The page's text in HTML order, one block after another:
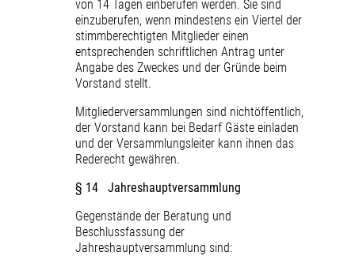
von 14 Tagen einberufen werden. Sie sind
einzuberufen, wenn mindestens ein Viertel der
stimmberechtigten Mitglieder einen
entsprechenden schriftlichen Antrag unter
Angabe des Zweckes und der Gründe beim
Vorstand stellt.
Mitgliederversammlungen sind nichtöffentlich,
der Vorstand kann bei Bedarf Gäste einladen
und der Versammlungsleiter kann ihnen das
Rederecht gewähren.
§ 14 Jahreshauptversammlung
Gegenstände der Beratung und
Beschlussfassung der
Jahreshauptversammlung sind: